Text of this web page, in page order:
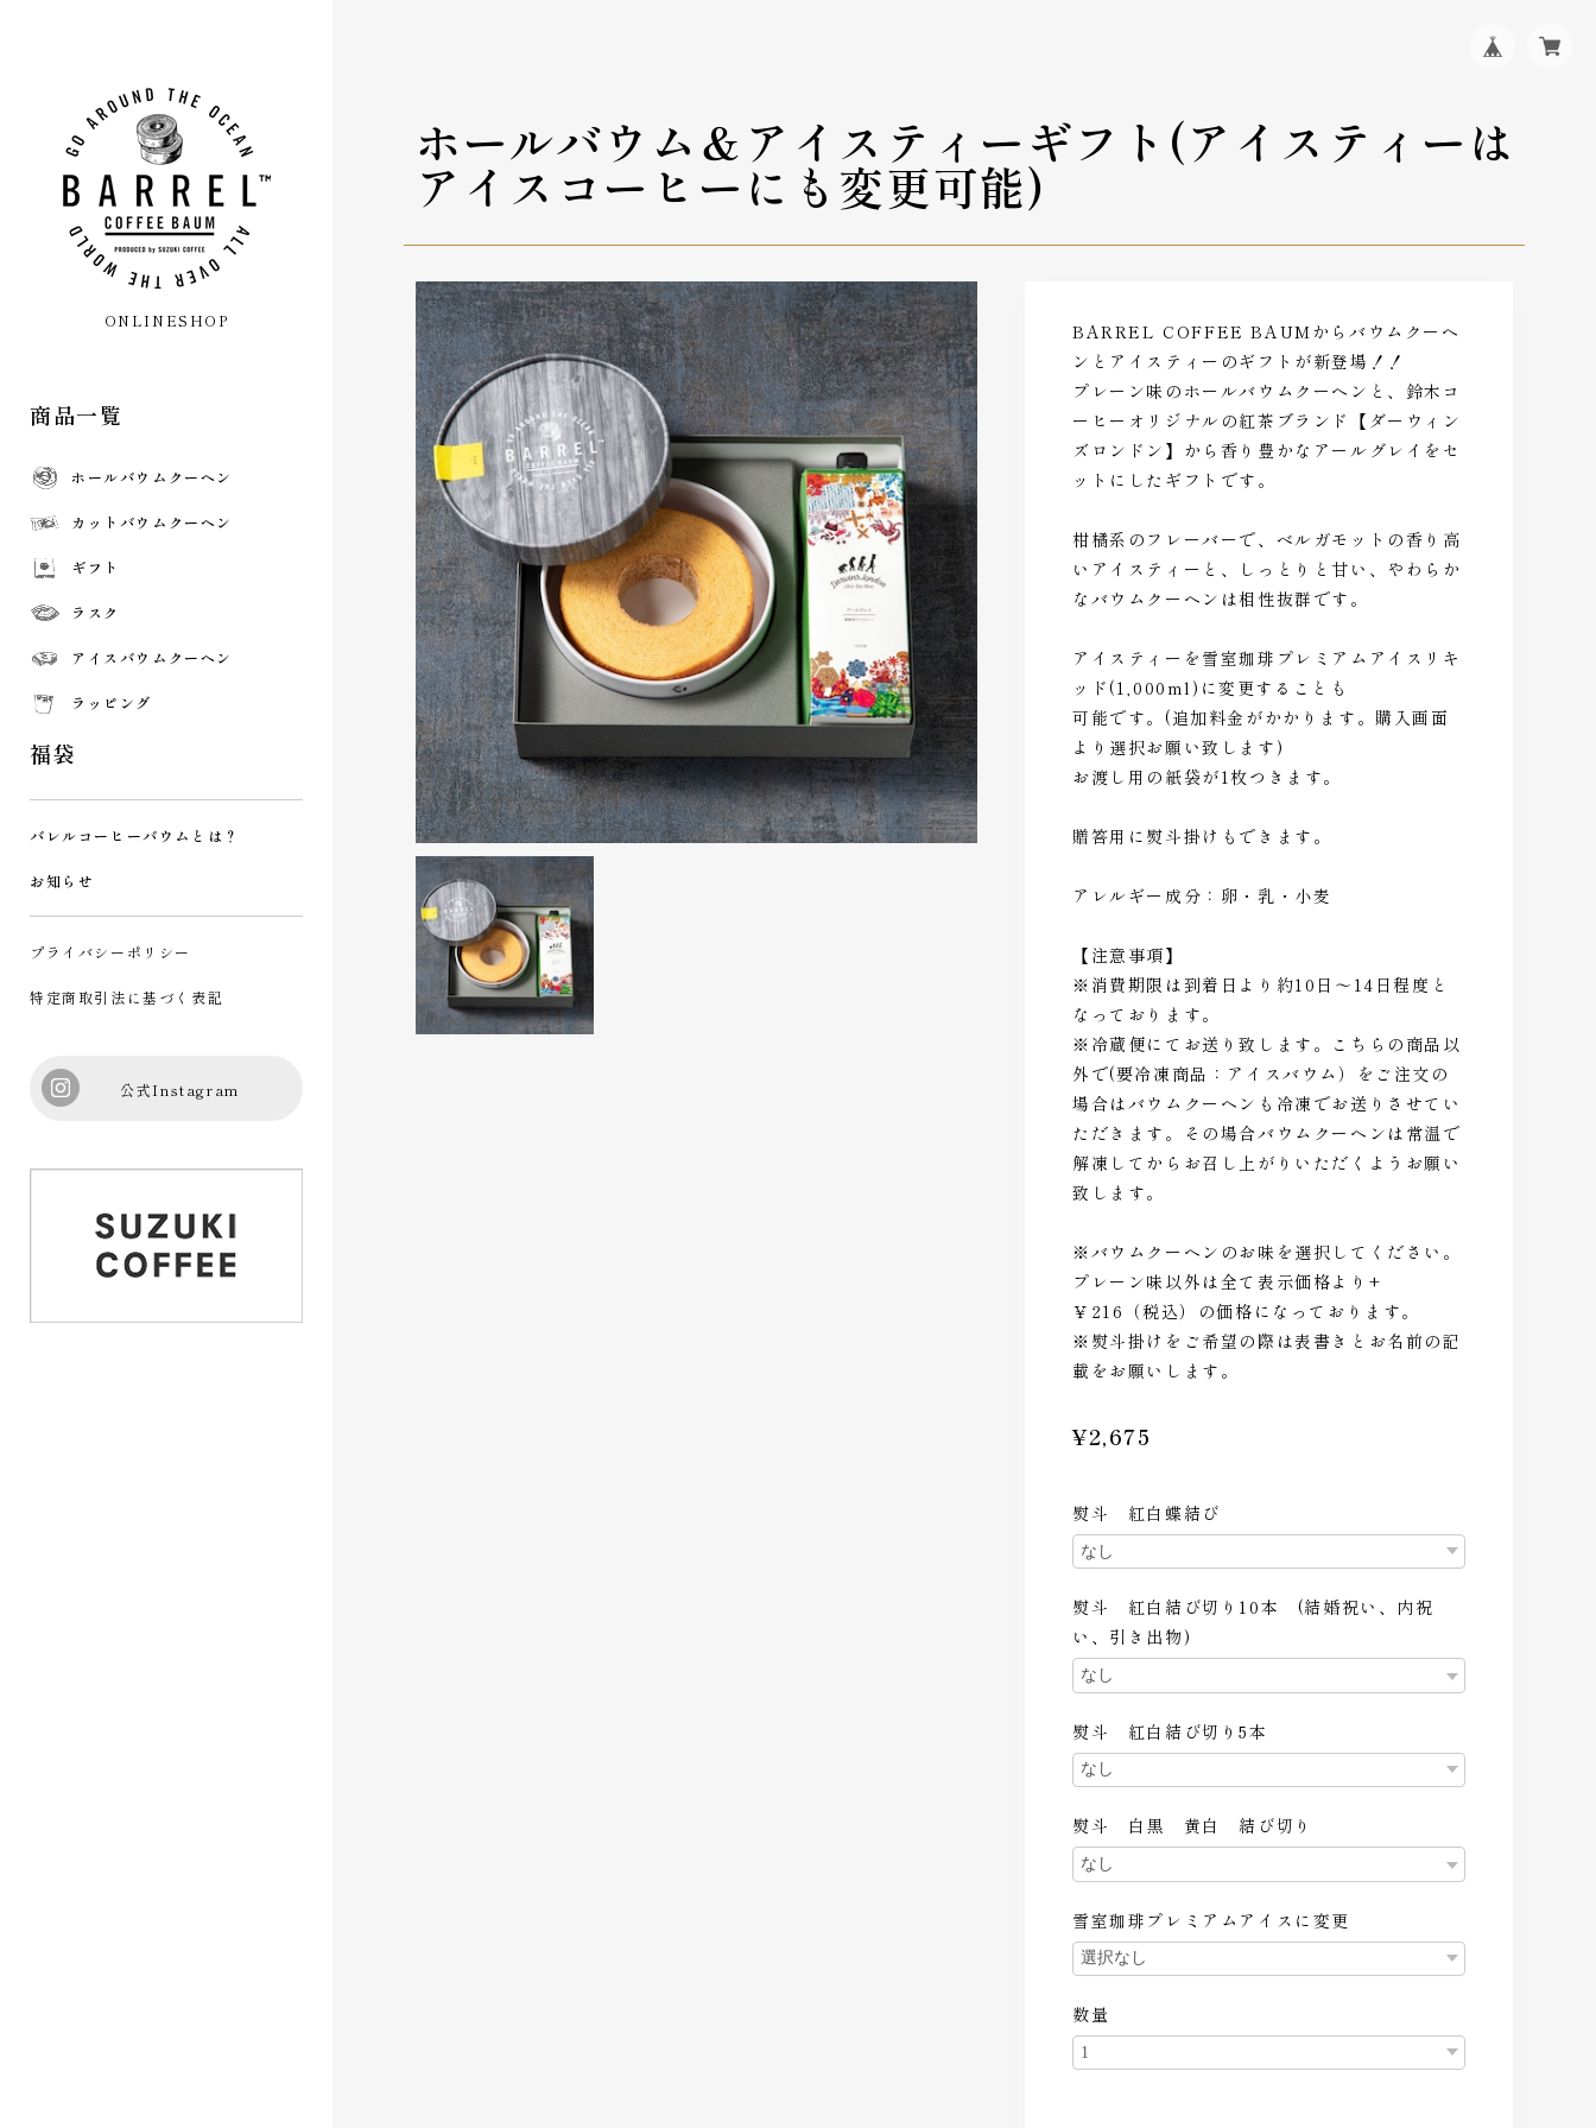
ONLINESHOP
商品一覧
ホールバウムクーヘン
カットバウムクーヘン
ギフト
ラスク
アイスバウムクーヘン
ラッピング
福袋
バレルコーヒーバウムとは？
お知らせ
プライバシーポリシー
特定商取引法に基づく表記
ホールバウム＆アイスティーギフト(アイスティーは
アイスコーヒーにも変更可能)
BARREL COFFEE BAUMからバウムクーヘ
ンとアイスティーのギフトが新登場！！
プレーン味のホールバウムクーヘンと、鈴木コ
ーヒーオリジナルの紅茶ブランド【ダーウィン
ズロンドン】から香り豊かなアールグレイをセ
ットにしたギフトです。
柑橘系のフレーバーで、ベルガモットの香り高
いアイスティーと、しっとりと甘い、やわらか
なバウムクーヘンは相性抜群です。
アイスティーを雪室珈琲プレミアムアイスリキ
ッド(1,000ml)に変更することも
可能です。(追加料金がかかります。購入画面
より選択お願い致します)
お渡し用の紙袋が1枚つきます。
贈答用に熨斗掛けもできます。
アレルギー成分：卵・乳・小麦
【注意事項】
※消費期限は到着日より約10日～14日程度と
なっております。
※冷蔵便にてお送り致します。こちらの商品以
外で(要冷凍商品：アイスバウム）をご注文の
場合はバウムクーヘンも冷凍でお送りさせてい
ただきます。その場合バウムクーヘンは常温で
解凍してからお召し上がりいただくようお願い
致します。
※バウムクーヘンのお味を選択してください。
プレーン味以外は全て表示価格より+
￥216（税込）の価格になっております。
※熨斗掛けをご希望の際は表書きとお名前の記
載をお願いします。
¥2,675
熨斗 紅白蝶結び
熨斗 紅白結び切り10本 (結婚祝い、内祝
い、引き出物)
熨斗 紅白結び切り5本
熨斗 白黒 黄白 結び切り
雪室珈琲プレミアムアイスに変更
数量